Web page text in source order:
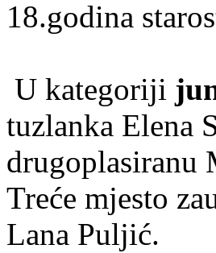
18.godina
U kategoriji
tuzlanka Elena
Treće mjesto
Lana Puljić.